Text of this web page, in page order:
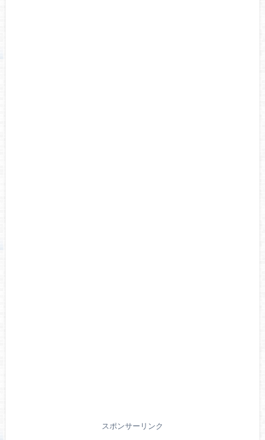
スポンサーリンク